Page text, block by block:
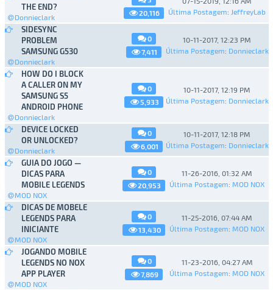
THE END?
Donnieclark
20,116
Última Postagem: JeffreyLab
SIDESYNC
PROBLEM
SAMSUNG G530
Donnieclark
0
7,411
10-11-2017, 12:23 PM
Última Postagem: Donnieclark
HOW DO I BLOCK
A CALLER ON MY
SAMSUNG S5
ANDROID PHONE
Donnieclark
0
5,933
10-11-2017, 12:19 PM
Última Postagem: Donnieclark
DEVICE LOCKED
OR UNLOCKED?
Donnieclark
0
6,001
10-11-2017, 12:18 PM
Última Postagem: Donnieclark
GUIA DO JOGO —
DICAS PARA
MOBILE LEGENDS
MOD NOX
0
20,953
11-26-2016, 01:32 AM
Última Postagem: MOD NOX
DICAS DE MOBELE
LEGENDS PARA
INICIANTE
MOD NOX
0
13,430
11-25-2016, 07:44 AM
Última Postagem: MOD NOX
JOGANDO MOBILE
LEGENDS NO NOX
APP PLAYER
MOD NOX
0
7,869
11-23-2016, 04:27 AM
Última Postagem: MOD NOX